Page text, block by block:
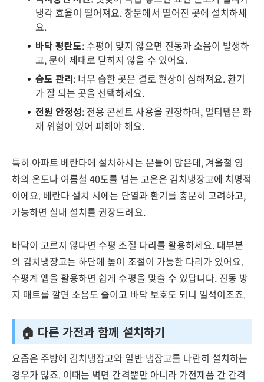
냉각 효율이 떨어져요. 창문에서 떨어진 곳에 설치하세
요.
바닥 평탄도: 수평이 맞지 않으면 진동과 소음이 발생하
고, 문이 제대로 닫히지 않을 수 있어요.
습도 관리: 너무 습한 곳은 결로 현상이 심해져요. 환기
가 잘 되는 곳을 선택하세요.
전원 안정성: 전용 콘센트 사용을 권장하며, 멀티탭은 화
재 위험이 있어 피해야 해요.
특히 아파트 베란다에 설치하시는 분들이 많은데, 겨울철 영
하의 온도나 여름철 40도를 넘는 고온은 김치냉장고에 치명적
이에요. 베란다 설치 시에는 단열과 환기를 충분히 고려하고,
가능하면 실내 설치를 권장드려요.
바닥이 고르지 않다면 수평 조절 다리를 활용하세요. 대부분
의 김치냉장고는 하단에 높이 조절이 가능한 다리가 있어요.
수평계 앱을 활용하면 쉽게 수평을 맞출 수 있답니다. 진동 방
지 매트를 깔면 소음도 줄이고 바닥 보호도 되니 일석이조죠.
🏠 다른 가전과 함께 설치하기
요즘은 주방에 김치냉장고와 일반 냉장고를 나란히 설치하는
경우가 많죠. 이때는 벽면 간격뿐만 아니라 가전제품 간 간격